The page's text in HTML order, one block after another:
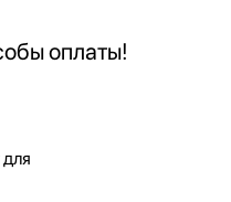
оплаты!